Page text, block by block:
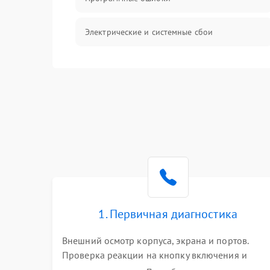
Электрические и системные сбои
Система охлаждения
1. Первичная диагностика
Внешний осмотр корпуса, экрана и портов.
Проверка реакции на кнопку включения и